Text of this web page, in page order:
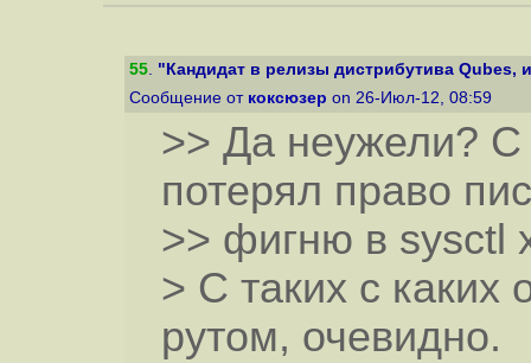
55. "Кандидат в релизы дистрибутива Qubes,
Сообщение от коксюзер on 26-Июл-12, 08:59
>> Да неужели? С
потерял право
>> фигню в sysctl
> С таких с каких
рутом, очевидно.